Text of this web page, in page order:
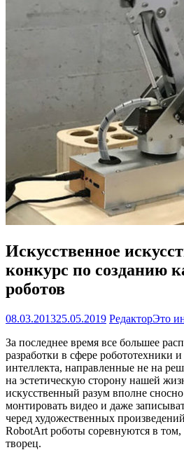
Искусственное
конкурс по созданию
роботов
08.03.201325.05.2019 РедакторЭто
За последнее время все большее
разработки в сфере робототехники
интеллекта, направленные не на
на эстетическую сторону нашей
искусственный разум вполне
монтировать видео и даже
черед художественных
RobotArt роботы соревнуются в
творец.